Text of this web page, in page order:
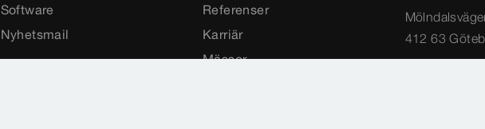
Software
Nyhetsmail
Referenser
Karriär
Mässor
412 63